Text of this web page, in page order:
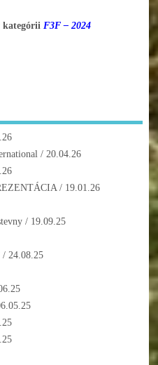
kategórii F3F – 2024
/ 20.04.26
/ 19.01.26
/ 19.09.25
/ 24.08.25